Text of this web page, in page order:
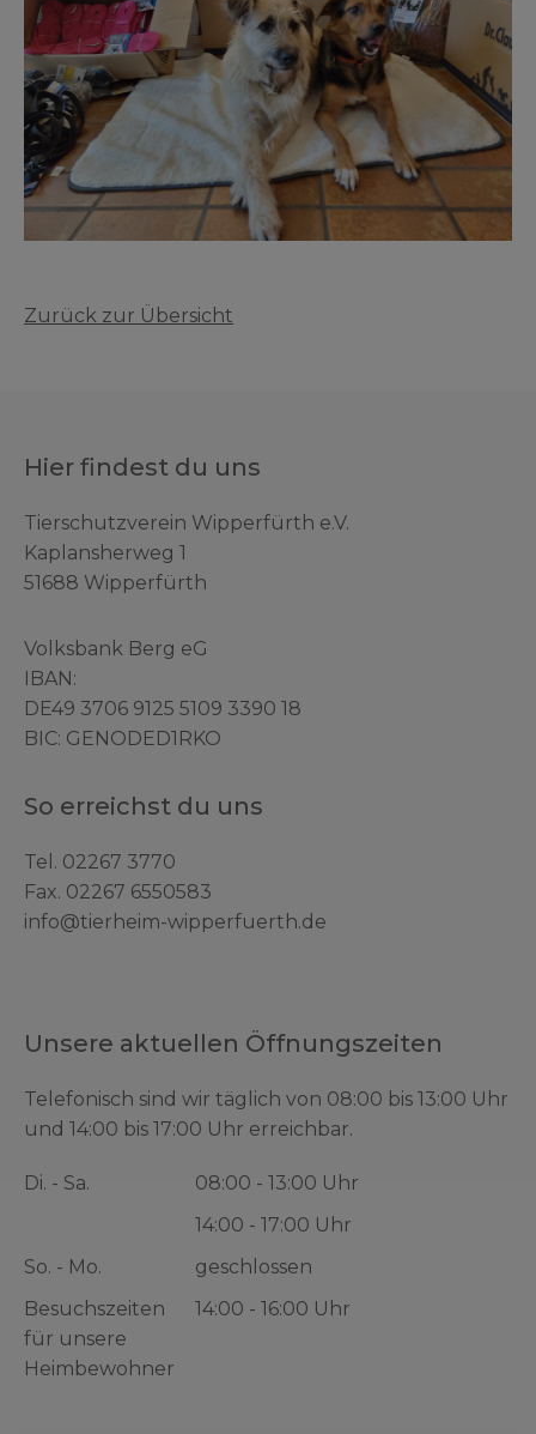
Zurück zur Übersicht
Hier findest du uns
Tierschutzverein Wipperfürth e.V.
Kaplansherweg 1
51688 Wipperfürth
Volksbank Berg eG
IBAN:
DE49 3706 9125 5109 3390 18
BIC: GENODED1RKO
So erreichst du uns
Tel. 02267 3770
Fax. 02267 6550583
info@tierheim-wipperfuerth.de
Unsere aktuellen Öffnungszeiten
Telefonisch sind wir täglich von 08:00 bis 13:00 Uhr
und 14:00 bis 17:00 Uhr erreichbar.
Di. - Sa.
08:00 - 13:00 Uhr
14:00 - 17:00 Uhr
So. - Mo.
geschlossen
Besuchszeiten
für unsere
Heimbewohner
14:00 - 16:00 Uhr